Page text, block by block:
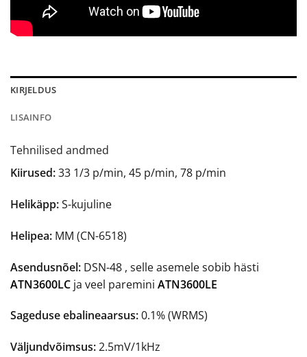
KIRJELDUS
LISAINFO
Tehnilised andmed
Kiirused:33 1/3 p/min, 45 p/min, 78 p/min
Helikäpp:S-kujuline
Helipea: MM (CN-6518)
Asendusnõel: DSN-48 , selle asemele sobib hästi
ATN3600LC ja veel paremini ATN3600LE
Sageduse ebalineaarsus:0.1% (WRMS)
Väljundvõimsus:2.5mV/1kHz